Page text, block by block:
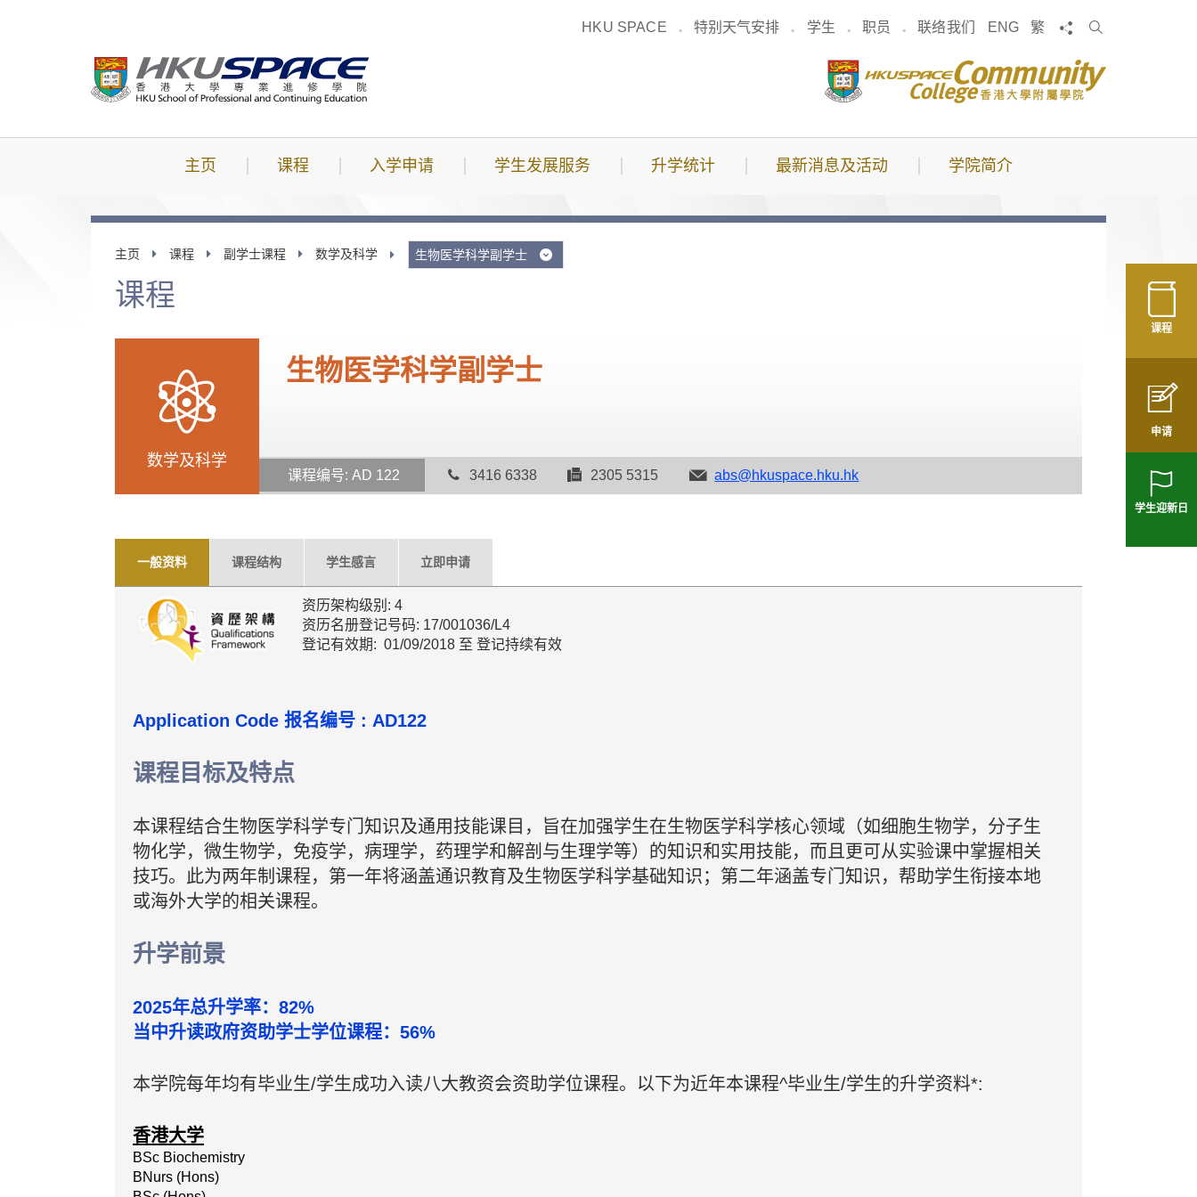
HKU SPACE 特别天气安排 学生 职员 联络我们 ENG 繁 分享
搜
主页 课程 入学申请 学生发展服务 升学统计 最新消息及活动 学院简介
课程
申请
学生迎新日
主页 课程 副学士课程 数学及科学 生物医学科学副学士
课程
数学及科学
生物医学科学副学士
课程编号: AD 122 3416 6338 2305 5315 abs@hkuspace.hku.hk
一般资料 课程结构 学生感言 立即申请
资历架构级别: 4
资历名册登记号码: 17/001036/L4
登记有效期: 01/09/2018 至 登记持续有效
Application Code 报名编号 : AD122
课程目标及特点
本课程结合生物医学科学专门知识及通用技能课目，旨在加强学生在生物医学科学核心领域（如细胞生物学，分子生
物化学，微生物学，免疫学，病理学，药理学和解剖与生理学等）的知识和实用技能，而且 更可从实验课中掌握相关
技巧。此为两年制课程，第一年将涵盖通识教育及生物医学科学基础知识；第二年涵盖专门知识，帮助学生衔接本地
或海外大学的相关课程。
升学前景
2025年总升学率：82%
当中升读政府资助学士学位课程：56%
本学院每年均有毕业生/学生成功入读八大教资会资助学位课程。以下为近年本课程^毕业生/学生的升学资料*:
香港大学
BSc Biochemistry
BNurs (Hons)